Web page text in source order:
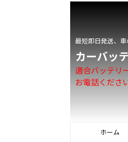
最短即日発送、
カーバッ
適合バッテリ
お電話くださ
ホーム